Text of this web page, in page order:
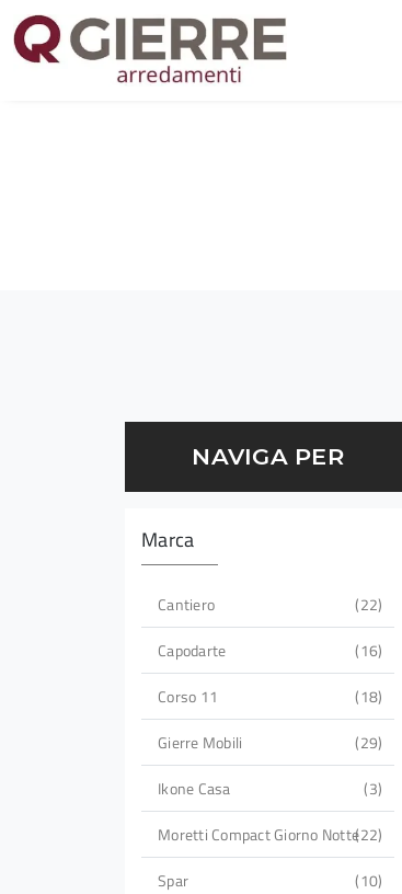
NAVIGA PER
Marca
Cantiero
22
Capodarte
16
Corso 11
18
Gierre Mobili
29
Ikone Casa
3
Moretti Compact Giorno Notte22
Spar
10